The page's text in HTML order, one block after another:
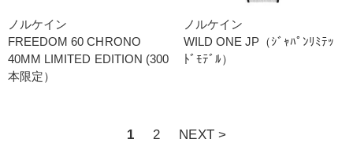
ノルケイン
FREEDOM 60 CHRONO
40MM LIMITED EDITION (300
本限定）
ノルケイン
WILD ONE JP（ｼﾞｬﾊﾟﾝﾘﾐﾃｯ
ﾄﾞﾓﾃﾞﾙ）
1 2 NEXT >